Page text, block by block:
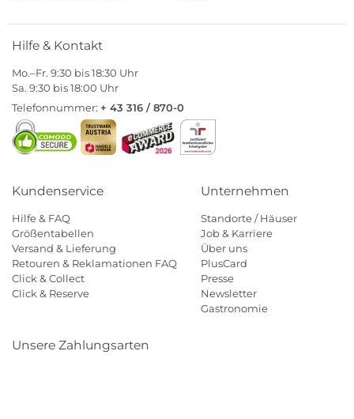
Hilfe & Kontakt
Mo.–Fr. 9:30 bis 18:30 Uhr
Sa. 9:30 bis 18:00 Uhr
Telefonnummer: + 43 316 / 870-0
Kundenservice
Hilfe & FAQ
Größentabellen
Versand & Lieferung
Retouren & Reklamationen FAQ
Click & Collect
Click & Reserve
Unternehmen
Standorte / Häuser
Job & Karriere
Über uns
PlusCard
Presse
Newsletter
Gastronomie
Unsere Zahlungsarten